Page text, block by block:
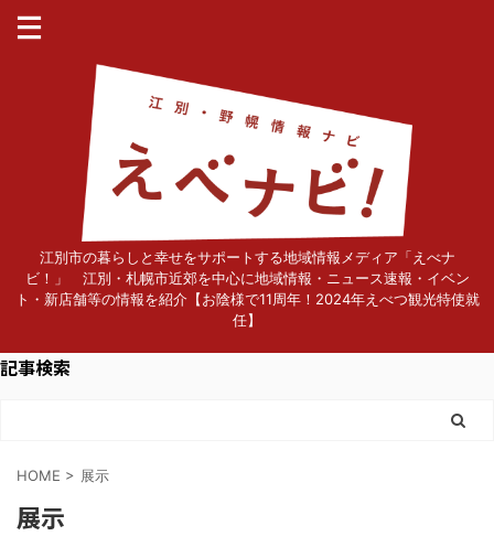
江別市の暮らしと幸せをサポートする地域情報メディア「えべナ
ビ！」 江別・札幌市近郊を中心に地域情報・ニュース速報・イベン
ト・新店舗等の情報を紹介【お陰様で11周年！2024年えべつ観光特使就
任】
記事検索
HOME > 展示
展示